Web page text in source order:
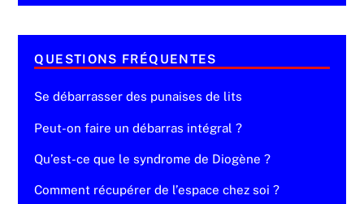
QUESTIONS FRÉQUENTES
Se débarrasser des punaises de lits
Peut-on faire un débarras intégral ?
Qu’est-ce que le syndrome de Diogène ?
Comment récupérer de l’espace chez soi ?